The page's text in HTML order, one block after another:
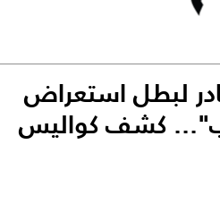
لبطل استعراض
كشف كواليس